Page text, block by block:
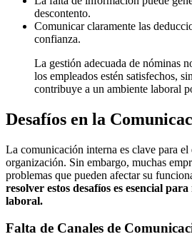
descontento.
Comunicar claramente las
confianza.
La gestión adecuada de nóminas
los empleados estén satisfechos,
contribuye a un ambiente laboral
Desafíos en la
La comunicación interna es clave para
organización. Sin embargo, muchas
problemas que pueden afectar su
resolver estos desafíos es esencial
laboral.
Falta de Canales de